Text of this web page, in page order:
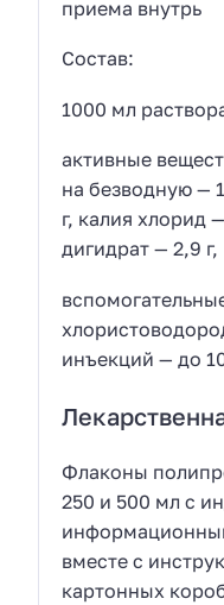
приема внутрь
Состав:
1000 мл
активные
на безводную —
г, калия хлорид
дигидрат — 2,9 г,
инъекций — до
Флаконы
250 и 500 мл с
вместе с
картонных